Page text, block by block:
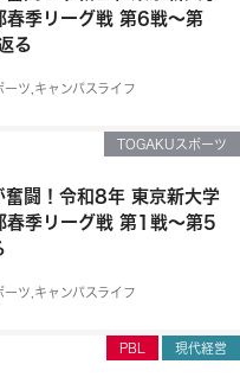
春季リーグ戦 第6戦～第
る
ーツ キャンパスライフ
TOGAKUスポーツ
奮闘！令和8年 東京新大学
春季リーグ戦 第1戦～第5
ーツ キャンパスライフ
PBL 現代経営